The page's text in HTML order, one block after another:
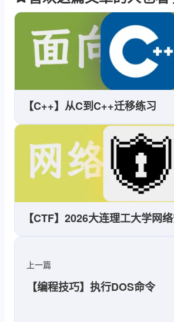
【C++】从C到C++迁移练习
【CTF】2026大连理工大学网
上一篇
【编程技巧】执行DOS命令